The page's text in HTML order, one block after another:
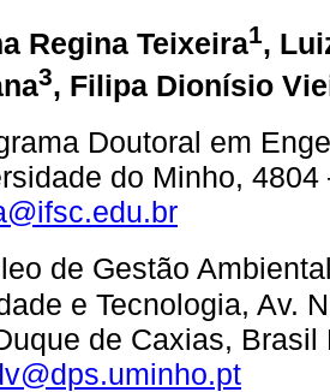
Regina Teixeira1,
3, Filipa Dionísio
Doutoral em
do Minho,
de Gestão
e Tecnologia, Av.
de Caxias,